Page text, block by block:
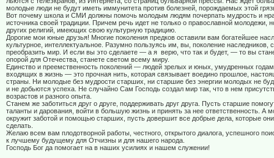
молодые люди не будут иметь иммунитета против болезней, порождаемых этой
Вот почему школа и СМИ должны помочь молодым людям почерпать мудрость и
источника своей традиции. Причем речь идет не только о православной молодежи,
других религий, имеющих свою культурную традицию.
Дорогие мои юные друзья! Многие поколения предков оставили вам богатейшее
культурное, интеллектуальное. Разумно пользуясь им, вы, поколение наследников,
преобразить мир. И если вы это сделаете — а я верю, что так и будет, — то вы
опорой для Отечества, станете светом всему миру.
Единство и преемственность поколений — людей зрелых и юных, умудренных
входящих в жизнь — это прочная нить, которая связывает воедино прошлое,
страны. Ни молодые без мудрости старших, ни старшие без энергии молодых не
и не добьются успеха. Не случайно Сам Господь создал мир так, что в нем
возрастов и разного опыта.
Станем же заботиться друг о друге, поддерживать друг друга. Пусть старшие
таланты и дарования, войти в большую жизнь и принять за нее ответственность. А
окружит заботой и помощью старших, пусть довершит все добрые дела, которые
сделать.
Желаю всем вам плодотворной работы, честного, открытого диалога, успешного
к лучшему будущему для Отчизны и для нашего народа.
Господь Бог да помогает на в наших усилиях и нашем служении!